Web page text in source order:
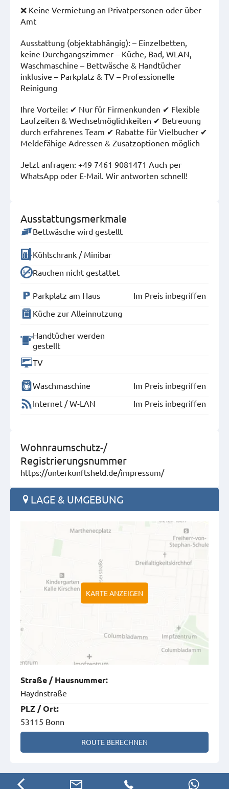
❌ Keine Vermietung an Privatpersonen oder über
Amt
Ausstattung (objektabhängig): – Einzelbetten,
keine Durchgangszimmer – Küche, Bad, WLAN,
Waschmaschine – Bettwäsche & Handtücher
inklusive – Parkplatz & TV – Professionelle
Reinigung
Ihre Vorteile: ✔ Nur für Firmenkunden ✔ Flexible
Laufzeiten & Wechselmöglichkeiten ✔ Betreuung
durch erfahrenes Team ✔ Rabatte für Vielbucher ✔
Meldefähige Adressen & Zusatzoptionen möglich
Jetzt anfragen: +49 7461 9081471 Auch per
WhatsApp oder E-Mail. Wir antworten schnell!
Ausstattungsmerkmale
Bettwäsche wird gestellt
Kühlschrank / Minibar
Rauchen nicht gestattet
Parkplatz am Haus
Im Preis inbegriffen
Küche zur Alleinnutzung
Handtücher werden
gestellt
TV
Waschmaschine
Im Preis inbegriffen
Internet / W-LAN
Im Preis inbegriffen
Wohnraumschutz-/
Registrierungsnummer
https://unterkunftsheld.de/impressum/
LAGE & UMGEBUNG
KARTE ANZEIGEN
Straße / Hausnummer:
Haydnstraße
PLZ /Ort:
53115 Bonn
ROUTE BERECHNEN